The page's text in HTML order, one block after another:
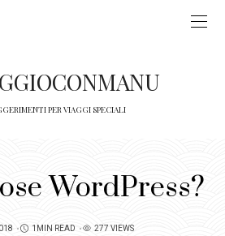
PER VIAGGI SPECIALI
WordPress?
1MIN READ 277 VIEWS